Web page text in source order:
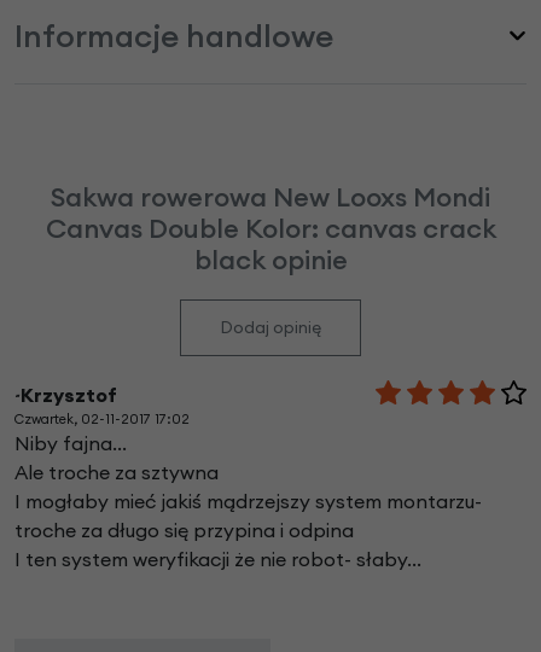
Informacje handlowe
Sakwa rowerowa New Looxs Mondi
Canvas Double Kolor: canvas crack
black opinie
Dodaj opinię
~Krzysztof
Czwartek, 02-11-2017 17:02
Niby fajna...
Ale troche za sztywna
I mogłaby mieć jakiś mądrzejszy system montarzu-
troche za długo się przypina i odpina
I ten system weryfikacji że nie robot- słaby...